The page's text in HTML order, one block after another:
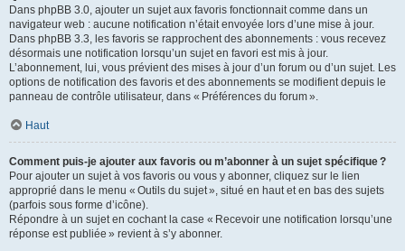
Dans phpBB 3.0, ajouter un sujet aux favoris fonctionnait comme dans un
navigateur web : aucune notification n’était envoyée lors d’une mise à jour.
Dans phpBB 3.3, les favoris se rapprochent des abonnements : vous recevez
désormais une notification lorsqu’un sujet en favori est mis à jour.
L’abonnement, lui, vous prévient des mises à jour d’un forum ou d’un sujet. Les
options de notification des favoris et des abonnements se modifient depuis le
panneau de contrôle utilisateur, dans « Préférences du forum ».
Haut
Comment puis-je ajouter aux favoris ou m’abonner à un sujet spécifique ?
Pour ajouter un sujet à vos favoris ou vous y abonner, cliquez sur le lien
approprié dans le menu « Outils du sujet », situé en haut et en bas des sujets
(parfois sous forme d’icône).
Répondre à un sujet en cochant la case « Recevoir une notification lorsqu’une
réponse est publiée » revient à s’y abonner.